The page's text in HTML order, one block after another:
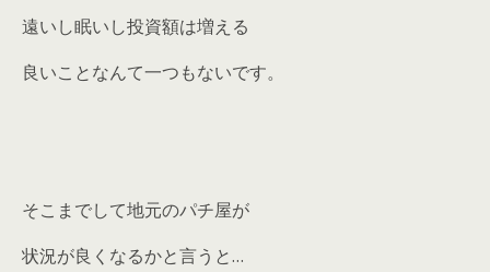
遠いし眠いし投資額は増える
良いことなんて一つもないです。
そこまでして地元のパチ屋が
状況が良くなるかと言うと…